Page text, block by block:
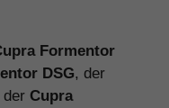
Formentor
DSG, der
der Cupra